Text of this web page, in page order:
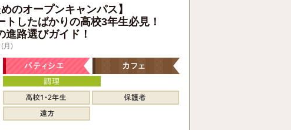
のオープンキャンパス】
トしたばかりの高校3年生必見！
進路選びガイド！
月)